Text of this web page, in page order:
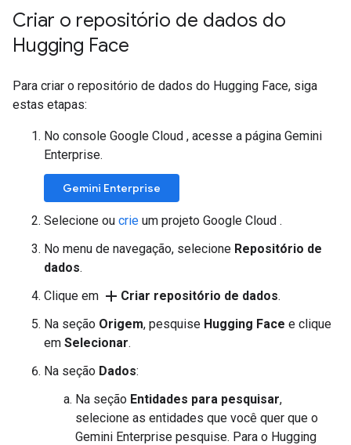
Criar o repositório de dados do
Hugging Face
Para criar o repositório de dados do Hugging Face, siga
estas etapas:
No console Google Cloud , acesse a página Gemini
Enterprise.
Gemini Enterprise
Selecione ou crie um projeto Google Cloud .
No menu de navegação, selecione Repositório de
dados.
Clique em add Criar repositório de dados.
Na seção Origem, pesquise Hugging Face e clique
em Selecionar.
Na seção Dados:
Na seção Entidades para pesquisar,
selecione as entidades que você quer que o
Gemini Enterprise pesquise. Para o Hugging